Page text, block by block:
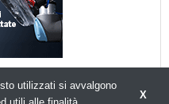
X
utilizzati si avvalgono